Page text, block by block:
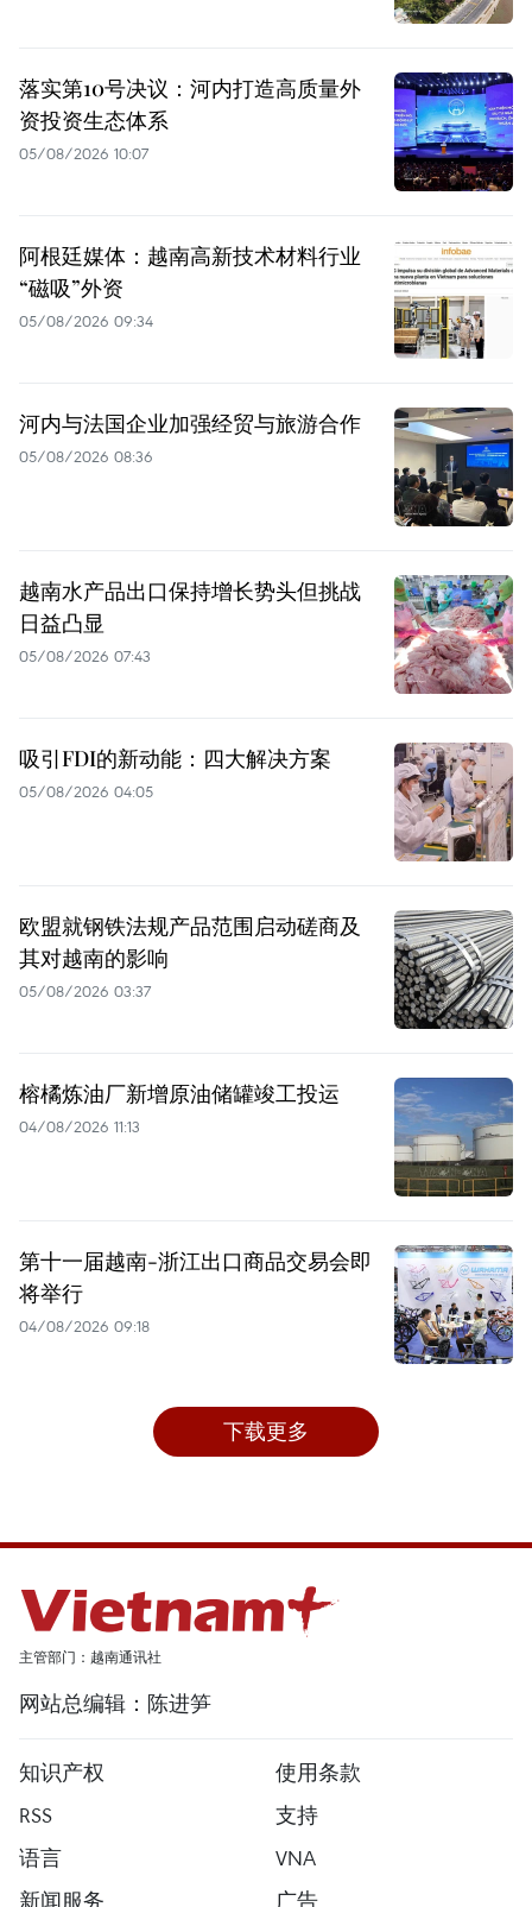
落实第10号决议：河内打造高质量外
资投资生态体系
05/08/2026 10:07
阿根廷媒体：越南高新技术材料行业
“磁吸”外资
05/08/2026 09:34
河内与法国企业加强经贸与旅游合作
05/08/2026 08:36
越南水产品出口保持增长势头但挑战
日益凸显
05/08/2026 07:43
吸引FDI的新动能：四大解决方案
05/08/2026 04:05
欧盟就钢铁法规产品范围启动磋商及
其对越南的影响
05/08/2026 03:37
榕橘炼油厂新增原油储罐竣工投运
04/08/2026 11:13
第十一届越南-浙江出口商品交易会即
将举行
04/08/2026 09:18
下载更多
主管部门：越南通讯社
网站总编辑：陈进笋
知识产权
使用条款
RSS
支持
语言
VNA
新闻服务
广告